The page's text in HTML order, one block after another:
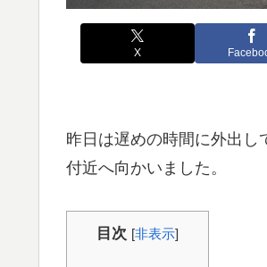
X
昨日は遅めの時間に外出
付近へ向かいました。
目次 [非表示]